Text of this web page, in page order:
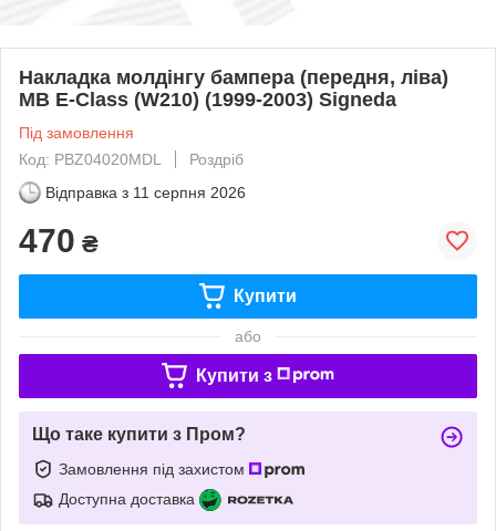
Накладка молдінгу бампера (передня, ліва)
MB E-Class (W210) (1999-2003) Signeda
Під замовлення
Код: PBZ04020MDL
Роздріб
Відправка з 11 серпня 2026
470 ₴
Купити
або
Купити з
Що таке купити з Пром?
Замовлення під захистом
Доступна доставка